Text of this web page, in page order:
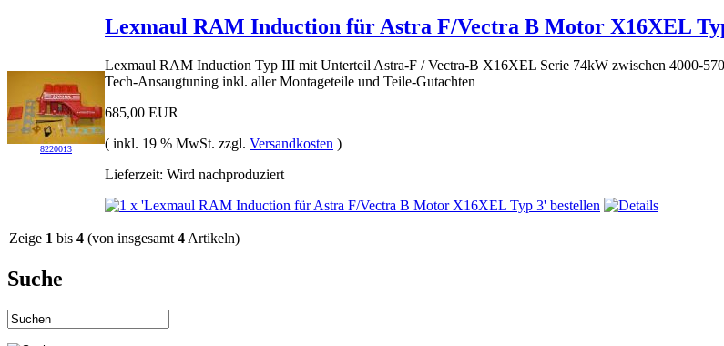
8220013
Lexmaul RAM Induction für Astra F/Vectra B Motor X16XEL
Lexmaul RAM Induction Typ III mit Unterteil Astra-F / Vectra-B X16XEL Serie 74kW zwischen 4000-
Tech-Ansaugtuning inkl. aller Montageteile und Teile-Gutachten
685,00 EUR
( inkl. 19 % MwSt. zzgl. Versandkosten )
Lieferzeit: Wird nachproduziert
Zeige 1 bis 4 (von insgesamt 4 Artikeln)
Suche